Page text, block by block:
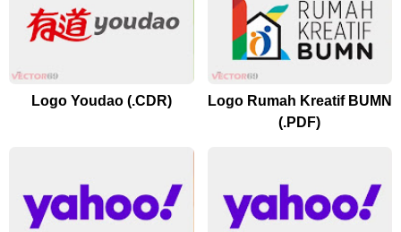
Logo Youdao (.CDR)
Logo Rumah Kreatif BUMN
(.PDF)